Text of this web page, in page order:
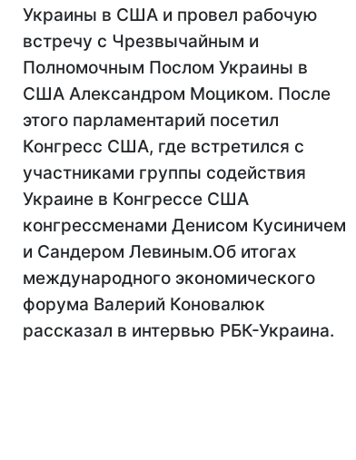
Украины в США и провел рабочую
встречу с Чрезвычайным и
Полномочным Послом Украины в
США Александром Моциком. После
этого парламентарий посетил
Конгресс США, где встретился с
участниками группы содействия
Украине в Конгрессе США
конгрессменами Денисом Кусиничем
и Сандером Левиным.Об итогах
международного экономического
форума Валерий Коновалюк
рассказал в интервью РБК-Украина.